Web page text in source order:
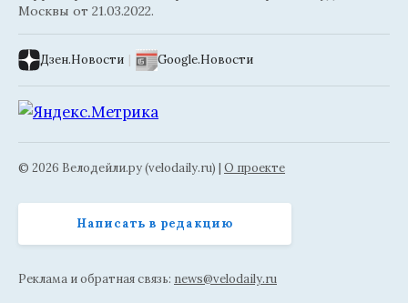
Москвы от 21.03.2022.
Дзен.Новости | Google.Новости
© 2026 Велодейли.ру (velodaily.ru) | О проекте
Написать в редакцию
Реклама и обратная связь: news@velodaily.ru